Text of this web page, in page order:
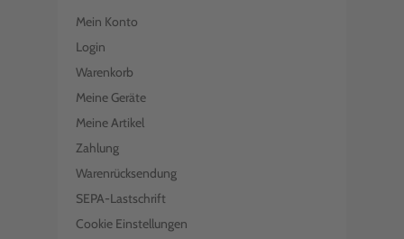
Mein Konto
Login
Warenkorb
Meine Geräte
Meine Artikel
Zahlung
Warenrücksendung
SEPA-Lastschrift
Cookie Einstellungen